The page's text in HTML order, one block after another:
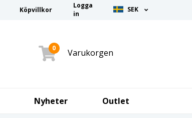
Köpvillkor
Logga
in
SEK
0 Varukorgen
Nyheter Outlet